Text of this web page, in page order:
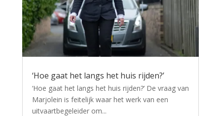
‘Hoe gaat het langs het huis rijden?’
‘Hoe gaat het langs het huis rijden?’ De vraag van
Marjolein is feitelijk waar het werk van een
uitvaartbegeleider om...